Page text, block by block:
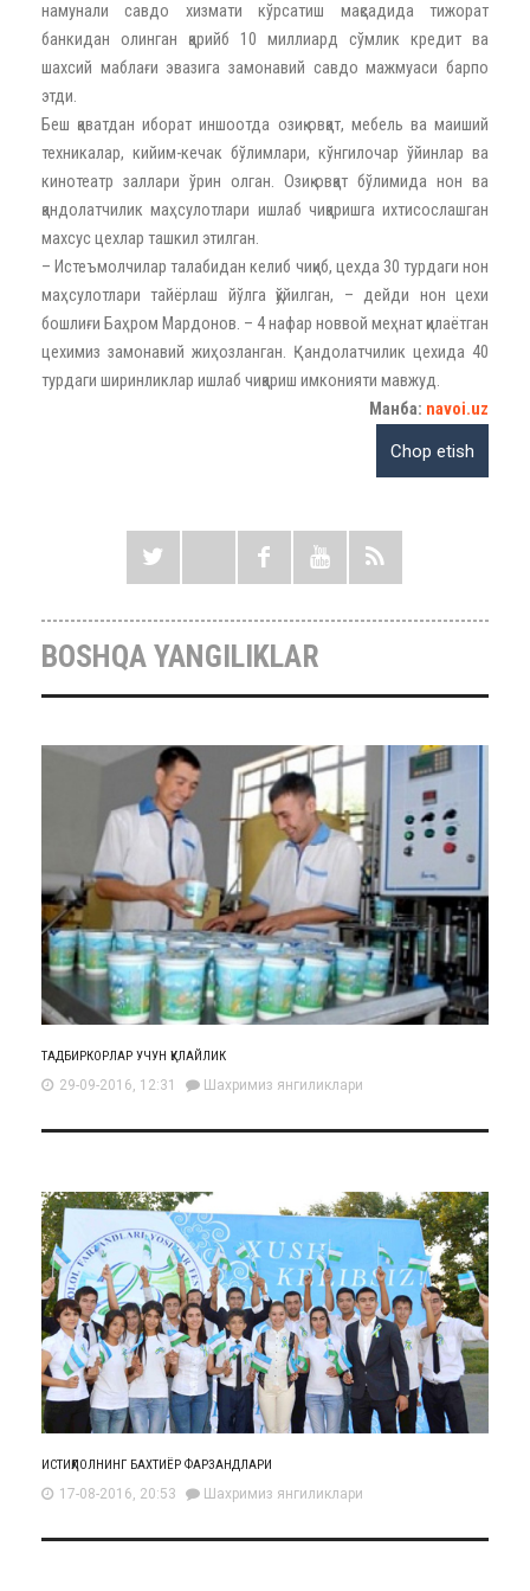
намунали савдо хизмати кўрсатиш мақсадида тижорат
банкидан олинган қарийб 10 миллиард сўмлик кредит ва
шахсий маблағи эвазига замонавий савдо мажмуаси барпо
этди.
Беш қаватдан иборат иншоотда озиқ-овқат, мебель ва маиший
техникалар, кийим-кечак бўлимлари, кўнгилочар ўйинлар ва
кинотеатр заллари ўрин олган. Озиқ-овқат бўлимида нон ва
қандолатчилик маҳсулотлари ишлаб чиқаришга ихтисослашган
махсус цехлар ташкил этилган.
– Истеъмолчилар талабидан келиб чиқиб, цехда 30 турдаги нон
маҳсулотлари тайёрлаш йўлга қўйилган, – дейди нон цехи
бошлиғи Баҳром Мардонов. – 4 нафар новвой меҳнат қилаётган
цехимиз замонавий жиҳозланган. Қандолатчилик цехида 40
турдаги ширинликлар ишлаб чиқариш имконияти мавжуд.
Манба: navoi.uz
BOSHQA YANGILIKLAR
ТАДБИРКОРЛАР УЧУН ҚУЛАЙЛИК
29-09-2016, 12:31 Шахримиз янгиликлари
ИСТИҚЛОЛНИНГ БАХТИЁР ФАРЗАНДЛАРИ
17-08-2016, 20:53 Шахримиз янгиликлари